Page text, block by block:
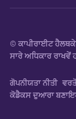
© ਕਾਪੀਰਾਈਟ
ਸਾਰੇ ਅਧਿਕਾਰ ਰਾਖਵੇਂ
ਗੋਪਨੀਯਤਾ ਨੀਤੀ
ਕੋਡੈਕਸ ਦੁਆਰਾ